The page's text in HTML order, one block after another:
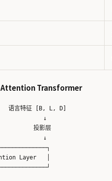
Attention Transformer
语言特征 [B, L, D]
↓
投影层
↓
Layer   │